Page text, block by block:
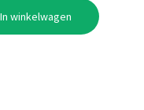
winkelwagen